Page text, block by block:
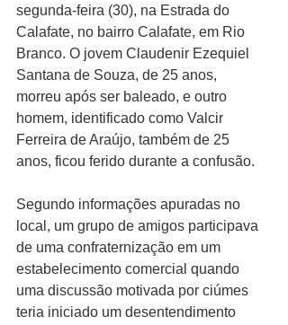
segunda-feira (30), na Estrada do
Calafate, no bairro Calafate, em Rio
Branco. O jovem Claudenir Ezequiel
Santana de Souza, de 25 anos,
morreu após ser baleado, e outro
homem, identificado como Valcir
Ferreira de Araújo, também de 25
anos, ficou ferido durante a confusão.
Segundo informações apuradas no
local, um grupo de amigos participava
de uma confraternização em um
estabelecimento comercial quando
uma discussão motivada por ciúmes
teria iniciado um desentendimento